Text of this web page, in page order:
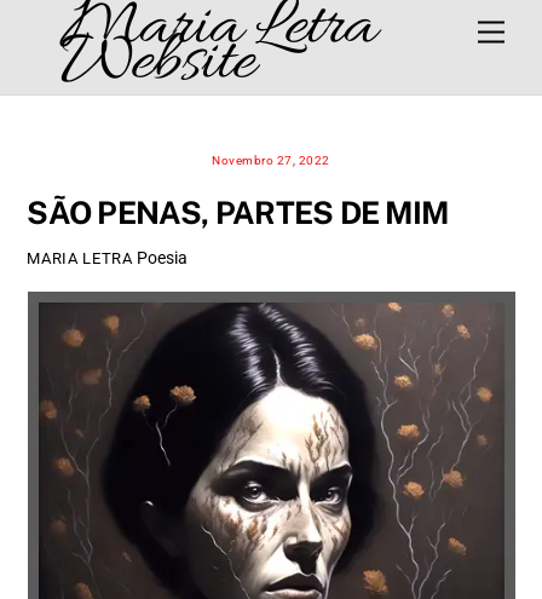
content
Maria Letra
Website
Novembro 27, 2022
SÃO PENAS, PARTES DE MIM
MARIA LETRA Poesia